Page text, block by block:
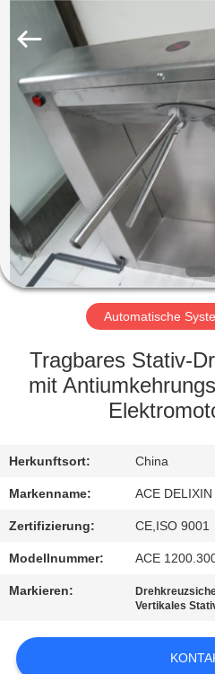
HAUS
PRODUKTE
ÜBER
UNS
FABRIK-
AUSFLUG
SIE
MIT
UNS
IN
VERBINDUNG
NACHRICHTEN
Rights
Automatische
Tragbares Stativ-
mit
Herkunftsort: China
Markenname: ACE DELIXIN
Zertifizierung: CE,ISO 9001
Modellnummer: ACE
Markieren:
Vertikales